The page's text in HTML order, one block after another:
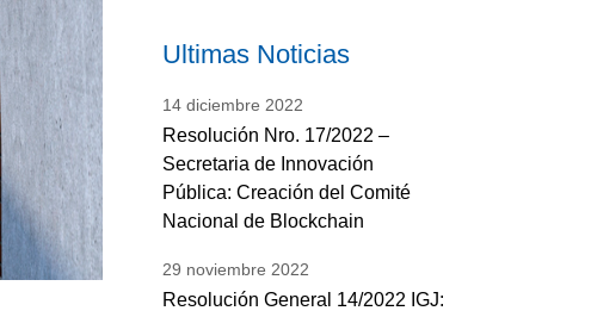
Ultimas Noticias
14 diciembre 2022
Resolución Nro. 17/2022 –
Secretaria de Innovación
Pública: Creación del Comité
Nacional de Blockchain
29 noviembre 2022
Resolución General 14/2022 IGJ: